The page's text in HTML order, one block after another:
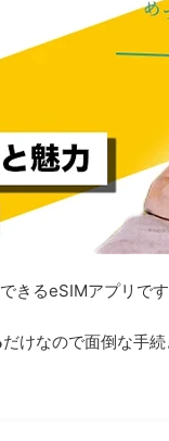
きるeSIMアプリです
だけなので面倒な手